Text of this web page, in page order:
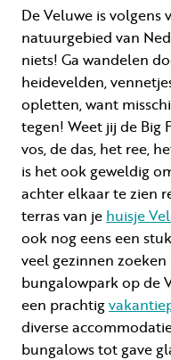
De Veluwe is volgens
natuurgebied van
niets! Ga wandelen
heidevelden,
opletten, want
tegen! Weet jij de Big
vos, de das, het ree,
is het ook geweldig
achter elkaar te zien
terras van je huisje
ook nog eens een
veel gezinnen
bungalowpark op de
een prachtig
diverse
bungalows tot gave